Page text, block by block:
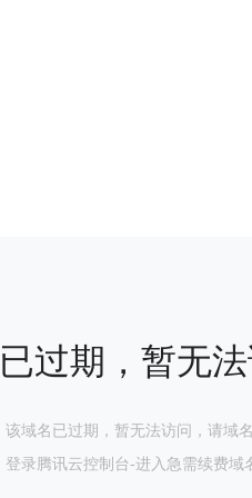
过期，暂无
该域名已过期，暂无法访问，请域
登录腾讯云控制台-进入急需续费域